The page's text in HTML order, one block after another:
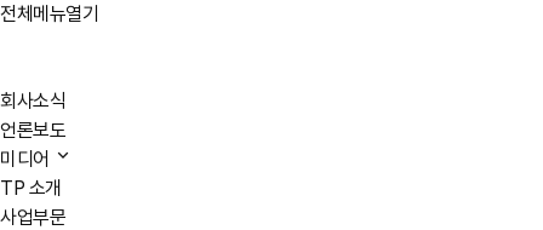
전체메뉴열기
회사소식
언론보도
미디어
TP 소개
사업부문